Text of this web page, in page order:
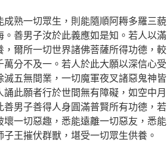
熟一切眾生，則能隨順阿耨多羅三藐
善男子汝於此義應如是知。若人以滿
爾所一切世界諸佛菩薩所得功德，較
分不及一。若人於此大願以深信心受
五無間業，一切魔軍夜叉諸惡鬼神皆
此願者行於世間無有障礙，如空中月
男子善得人身圓滿普賢所有功德，若
一切惡趣，悉能遠離一切惡友，悉能
王摧伏群獸，堪受一切眾生供養。